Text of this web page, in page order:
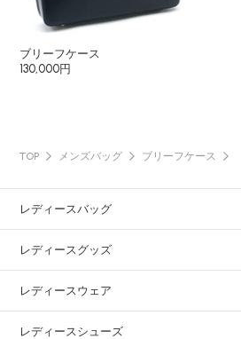
ブリーフケース
130,000円
TOP メンズバッグ ブリーフケース
レディースバッグ
レディースグッズ
レディースウェア
レディースシューズ